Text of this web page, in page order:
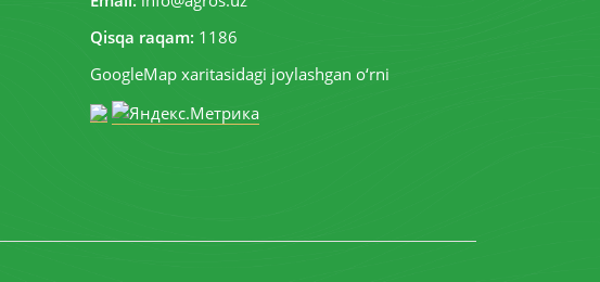
Qisqa raqam: 1186
GoogleMap xaritasidagi joylashgan o‘rni